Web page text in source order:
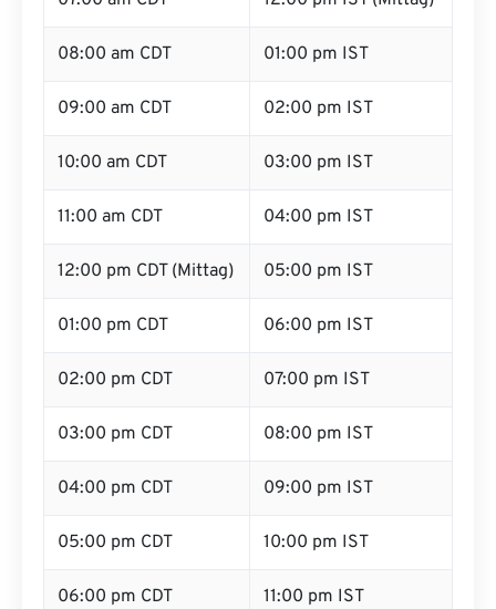
08:00 am CDT 01:00 pm IST
09:00 am CDT 02:00 pm IST
10:00 am CDT 03:00 pm IST
11:00 am CDT 04:00 pm IST
12:00 pm CDT (Mittag) 05:00 pm IST
01:00 pm CDT 06:00 pm IST
02:00 pm CDT 07:00 pm IST
03:00 pm CDT 08:00 pm IST
04:00 pm CDT 09:00 pm IST
05:00 pm CDT 10:00 pm IST
06:00 pm CDT 11:00 pm IST